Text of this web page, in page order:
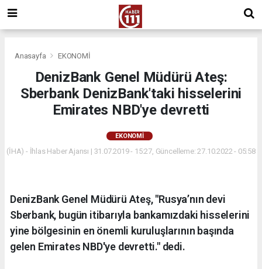
Anasayfa EKONOMİ
DenizBank Genel Müdürü Ateş:
Sberbank DenizBank'taki hisselerini
Emirates NBD'ye devretti
EKONOMİ
(İHA) - İhlas Haber Ajansı | 31.07.2019 - 15:27, Güncelleme: 27.10.2022 - 05:58
DenizBank Genel Müdürü Ateş, "Rusya’nın devi
Sberbank, bugün itibarıyla bankamızdaki hisselerini
yine bölgesinin en önemli kuruluşlarının başında
gelen Emirates NBD'ye devretti." dedi.